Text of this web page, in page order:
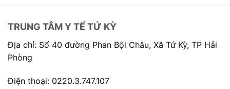
TRUNG TÂM Y TẾ TỨ KỲ
Địa chỉ: Số 40 đường Phan Bội Châu, Xã Tứ Kỳ, TP Hải
Phòng
Điện thoại: 0220.3.747.107